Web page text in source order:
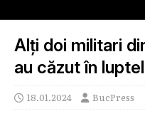
Alți doi militari
au căzut în
18.01.2024 BucPress